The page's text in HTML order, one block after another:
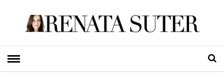
HOME»RIO TOP NEWS